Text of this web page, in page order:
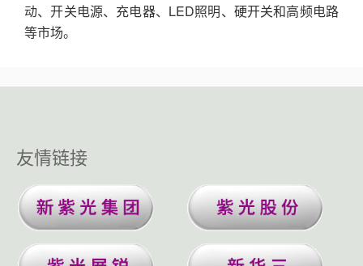
动、开关电源、充电器、LED照明、硬开关和高频电路
等市场。
友情链接